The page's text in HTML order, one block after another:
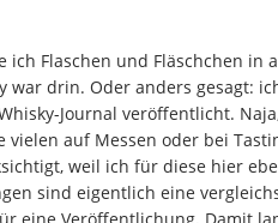
Flaschen und Fläschchen in
war drin. Oder anders gesagt:
Journal veröffentlicht.
vielen auf Messen oder bei
weil ich für diese hier
sind eigentlich eine